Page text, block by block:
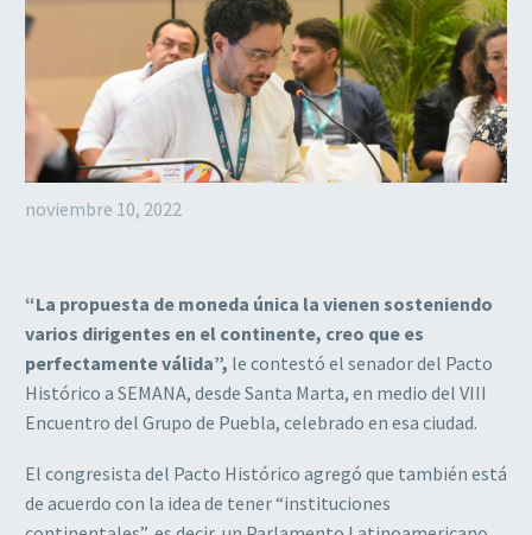
noviembre 10, 2022
“La propuesta de moneda única la vienen sosteniendo
varios dirigentes en el continente, creo que es
perfectamente válida”, le contestó el senador del Pacto
Histórico a SEMANA, desde Santa Marta, en medio del VIII
Encuentro del Grupo de Puebla, celebrado en esa ciudad.
El congresista del Pacto Histórico agregó que también está
de acuerdo con la idea de tener “instituciones